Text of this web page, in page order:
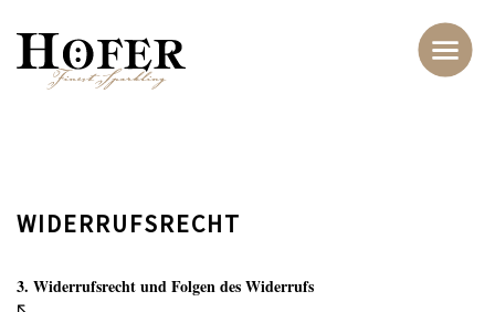
WIDERRUFSRECHT
3. Widerrufsrecht und Folgen des Widerrufs